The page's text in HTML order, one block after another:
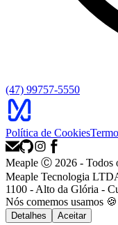
(47) 99757-5550
Política de Cookies
Meaple Ⓒ 2026 - Todos
Meaple Tecnologia
1100 - Alto da Glória -
Nós comemos usamos
Detalhes Aceitar